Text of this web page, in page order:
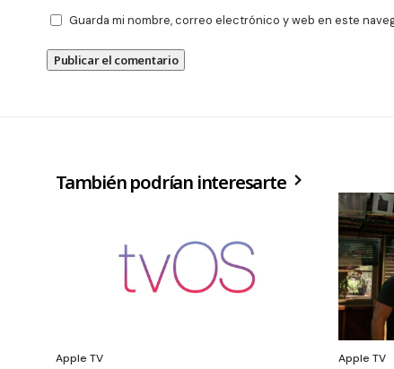
Guarda mi nombre, correo electrónico y web en este
También podrían interesarte
Apple TV Apple TV